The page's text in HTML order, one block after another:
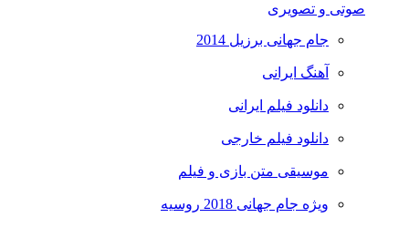
صوتی و تصویری
جام جهانی برزیل 2014
آهنگ ایرانی
دانلود فیلم ایرانی
دانلود فیلم خارجی
موسیقی متن بازی و فیلم
ویژه جام جهانی 2018 روسیه